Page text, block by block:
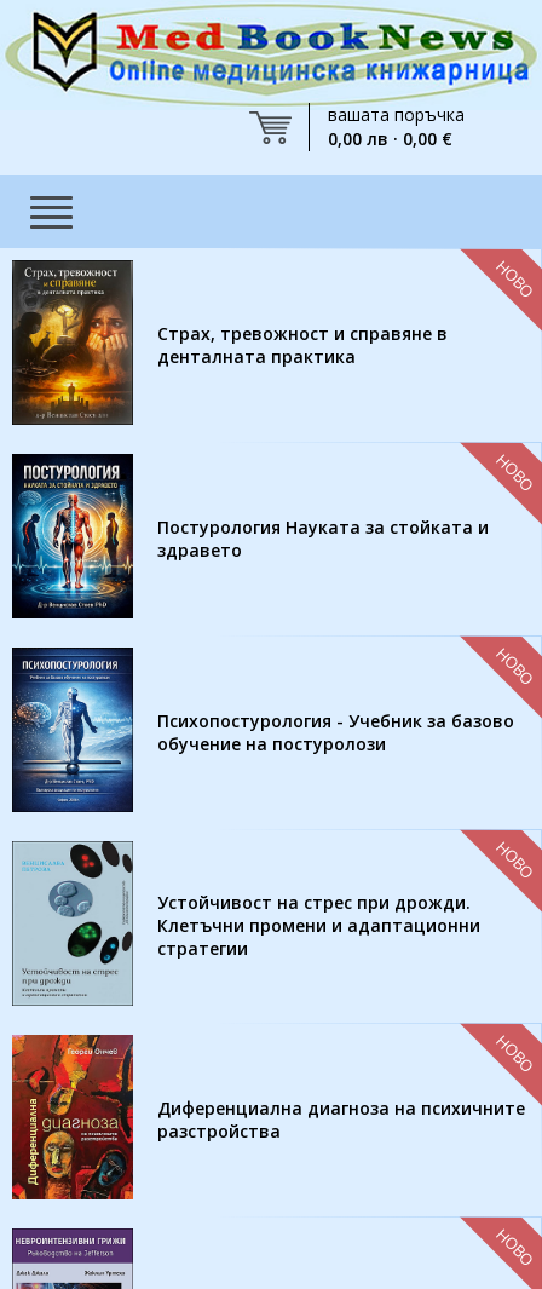
вашата поръчка
0,00 лв · 0,00 €
Страх, тревожност и справяне в
денталната практика
НОВО
Постурология Науката за стойката и
здравето
НОВО
Психопостурология - Учебник за базово
обучение на постуролози
НОВО
Устойчивост на стрес при дрожди.
Клетъчни промени и адаптационни
стратегии
НОВО
Диференциална диагноза на психичните
разстройства
НОВО
НОВО